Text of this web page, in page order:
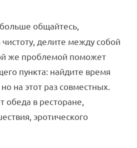
общайтесь,
делите между собой
же проблемой поможет
пункта: найдите время
на этот раз совместных.
обеда в ресторане,
эротического